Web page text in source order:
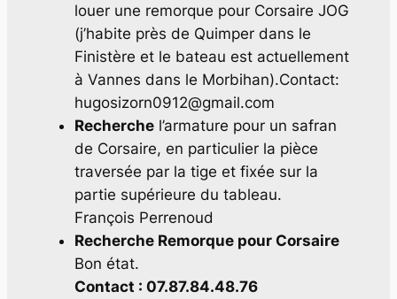
louer une remorque pour Corsaire JOG
(j’habite près de Quimper dans le
Finistère et le bateau est actuellement
à Vannes dans le Morbihan).Contact:
hugosizorn0912@gmail.com
Recherchel’armature pour un safran
de Corsaire, en particulier la pièce
traversée par la tige et fixée sur la
partie supérieure du tableau.
François Perrenoud
Recherche Remorque pour Corsaire
Bon état.
Contact : 07.87.84.48.76